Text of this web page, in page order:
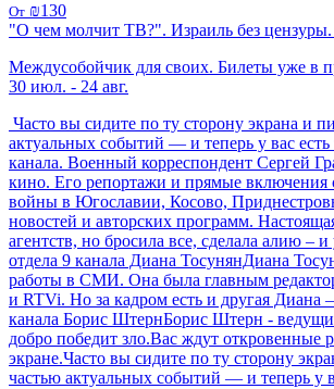
От ₪130
"О чем молчит ТВ?". Израиль без цензуры.
Междусобойчик для своих. Билеты уже в
30 июл. - 24 авг.
Часто вы сидите по ту сторону экрана и
актуальных событий — и теперь у вас
канала. Военный корреспондент Сергей
кино. Его репортажи и прямые включения
войны в Югославии, Косово,
новостей и авторских программ.
агентств, но бросила все, сделала алию
отдела 9 канала Диана ТосунянДиана
работы в СМИ. Она была главным
и RTVi. Но за кадром есть и другая Диана
канала Борис ШтернБорис Штерн -
добро победит зло.Вас ждут откровенные
экране.Часто вы сидите по ту сторону
частью актуальных событий — и теперь